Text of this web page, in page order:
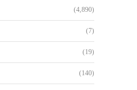
(4,890)
(7)
(19)
(140)